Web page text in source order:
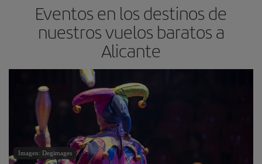
Eventos en los destinos de
nuestros vuelos baratos a
Alicante
Imagen: Degimages